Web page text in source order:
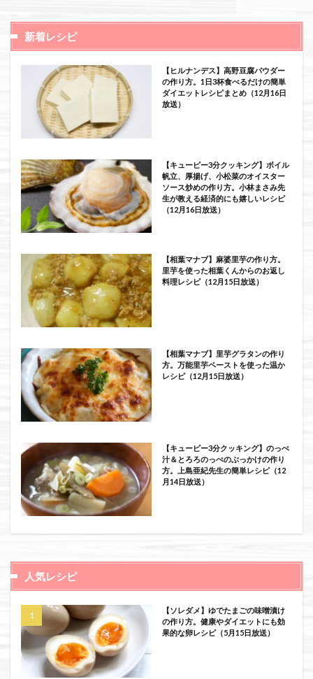
新着レシピ
【ヒルナンデス】高野豆腐パウダー
の作り方。1日3杯食べるだけの簡単
ダイエットレシピまとめ（12月16日
放送）
【キューピー3分クッキング】ボイル
帆立、厚揚げ、小松菜のオイスター
ソース炒めの作り方。小林まさみ先
生が教える経済的にも嬉しいレシピ
（12月16日放送）
【相葉マナブ】麻婆里芋の作り方。
里芋を使った相葉くんからのお返し
料理レシピ（12月15日放送）
【相葉マナブ】里芋グラタンの作り
方。万能里芋ペーストを使った温か
レシピ（12月15日放送）
【キューピー3分クッキング】のっぺ
汁＆とろろのっぺのぶっかけの作り
方。上島亜紀先生の簡単レシピ（12
月14日放送）
人気レシピ
【ソレダメ】ゆでたまごの味噌漬け
の作り方。健康やダイエットにも効
果的な卵レシピ（5月15日放送）